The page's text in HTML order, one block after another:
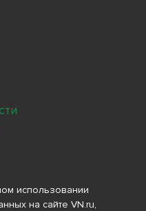
использовании
на сайте VN.ru,